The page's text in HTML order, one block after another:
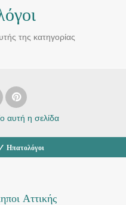
της κατηγορίας
αυτή η σελίδα
/ Ηπατολόγοι
Αττικής